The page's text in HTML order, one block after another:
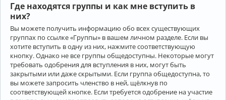
Где находятся группы и как мне вступить в
них?
Вы можете получить информацию обо всех существующих
группах по ссылке «Группы» в вашем личном разделе. Если вы
хотите вступить в одну из них, нажмите соответствующую
кнопку. Однако не все группы общедоступны. Некоторые могут
требовать одобрения для вступления в них, могут быть
закрытыми или даже скрытыми. Если группа общедоступна, то
вы можете запросить членство в ней, щёлкнув по
соответствующей кнопке. Если требуется одобрение на участие